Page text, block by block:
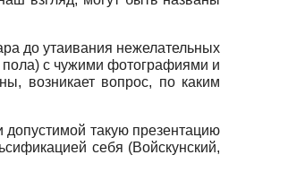
до утаивания нежелательных
пола) с чужими фотографиями и
возникает вопрос, по каким
допустимой такую презентацию
себя (Войскунский,